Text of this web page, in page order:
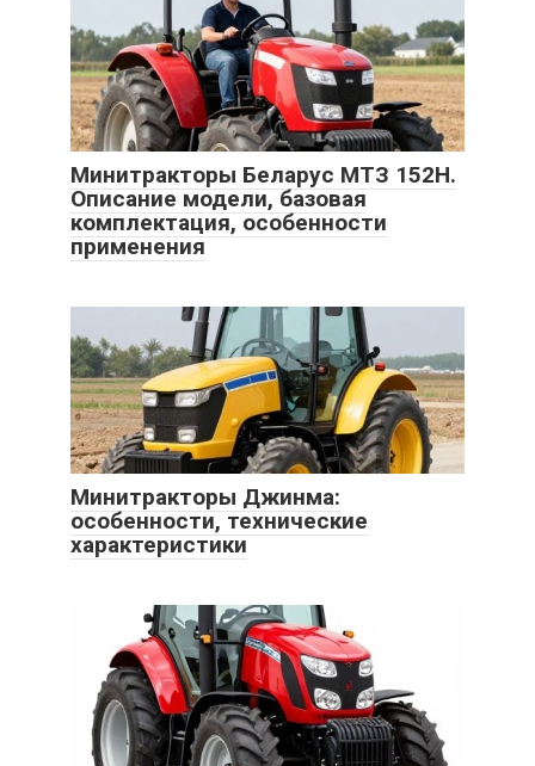
Минитракторы Беларус МТЗ 152Н.
Описание модели, базовая
комплектация, особенности
применения
Минитракторы Джинма:
особенности, технические
характеристики